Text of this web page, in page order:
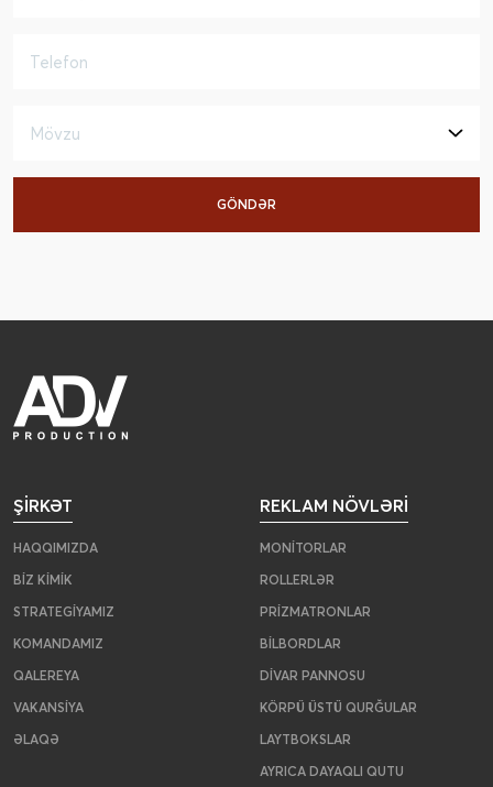
ŞIRKƏT
HAQQIMIZDA
BIZ KIMIK
STRATEGIYAMIZ
KOMANDAMIZ
QALEREYA
VAKANSIYA
ƏLAQƏ
REKLAM NÖVLƏRI
MONITORLAR
ROLLERLƏR
PRIZMATRONLAR
BILBORDLAR
DIVAR PANNOSU
KÖRPÜ ÜSTÜ QURĞULAR
LAYTBOKSLAR
AYRICA DAYAQLI QUTU